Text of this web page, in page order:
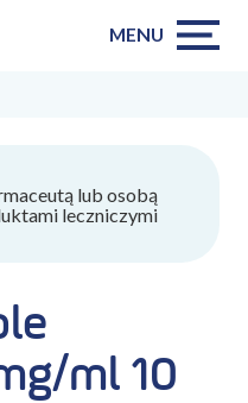
MENU
lub osobą
leczniczymi
ml 10